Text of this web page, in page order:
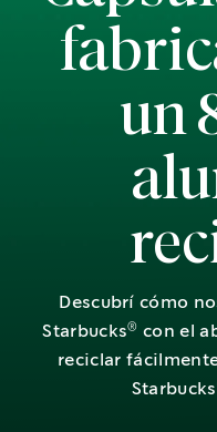
un
Descubrí cómo
Starbucks® con el
reciclar
Starbucks